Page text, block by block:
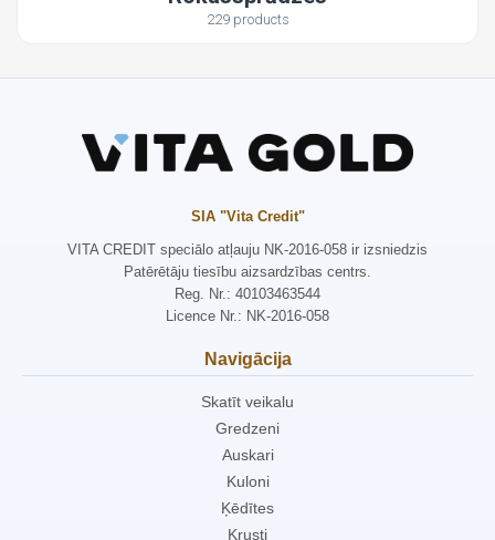
229 products
SIA "Vita Credit"
VITA CREDIT speciālo atļauju NK-2016-058 ir izsniedzis
Patērētāju tiesību aizsardzības centrs.
Reg. Nr.: 40103463544
Licence Nr.: NK-2016-058
Navigācija
Skatīt veikalu
Gredzeni
Auskari
Kuloni
Ķēdītes
Krusti